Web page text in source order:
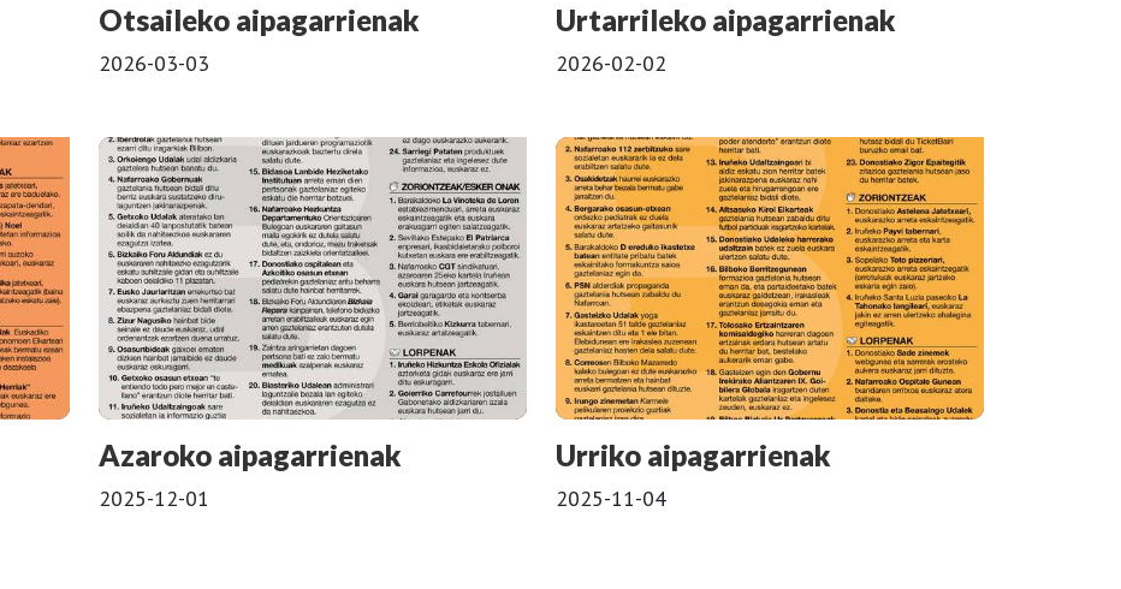
Otsaileko aipagarrienak
2026-03-03
Urtarrileko aipagarrienak
2026-02-02
Azaroko aipagarrienak
2025-12-01
Urriko aipagarrienak
2025-11-04